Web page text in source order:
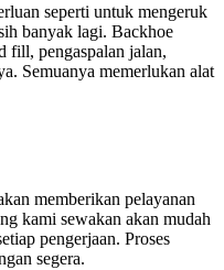
seperti untuk mengeruk
banyak lagi. Backhoe
fill, pengaspalan jalan,
Semuanya memerlukan alat
memberikan pelayanan
kami sewakan akan mudah
pengerjaan. Proses
segera.